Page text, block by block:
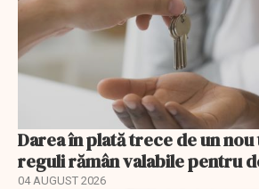
Darea în plată trece de un nou
reguli rămân valabile pentru
04 AUGUST 2026